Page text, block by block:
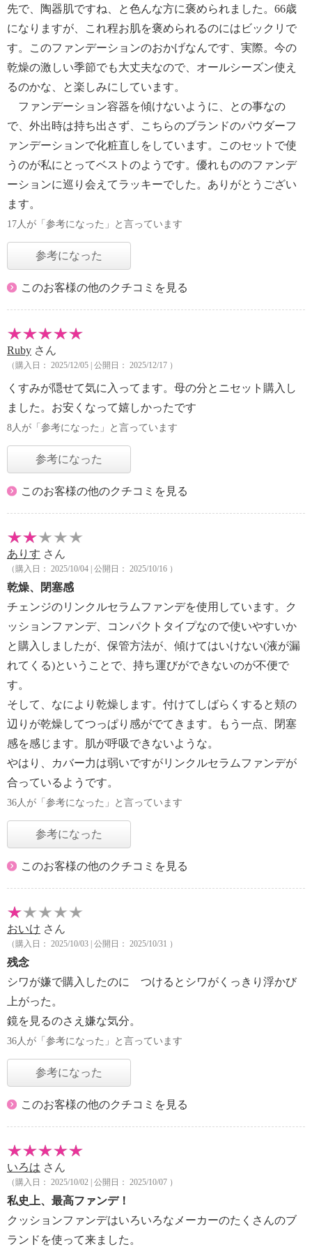
先で、陶器肌ですね、と色んな方に褒められました。66歳
になりますが、これ程お肌を褒められるのにはビックリで
す。このファンデーションのおかげなんです、実際。今の
乾燥の激しい季節でも大丈夫なので、オールシーズン使え
るのかな、と楽しみにしています。
ファンデーション容器を傾けないように、との事なの
で、外出時は持ち出さず、こちらのブランドのパウダーフ
ァンデーションで化粧直しをしています。このセットで使
うのが私にとってベストのようです。優れもののファンデ
ーションに巡り会えてラッキーでした。ありがとうござい
ます。
17人が「参考になった」と言っています
参考になった
このお客様の他のクチコミを見る
Ruby さん
（購入日： 2025/12/05 | 公開日： 2025/12/17 ）
くすみが隠せて気に入ってます。母の分とニセット購入し
ました。お安くなって嬉しかったです
8人が「参考になった」と言っています
参考になった
このお客様の他のクチコミを見る
ありす さん
（購入日： 2025/10/04 | 公開日： 2025/10/16 ）
乾燥、閉塞感
チェンジのリンクルセラムファンデを使用しています。ク
ッションファンデ、コンパクトタイプなので使いやすいか
と購入しましたが、保管方法が、傾けてはいけない(液が漏
れてくる)ということで、持ち運びができないのが不便で
す。
そして、なにより乾燥します。付けてしばらくすると頬の
辺りが乾燥してつっぱり感がでてきます。もう一点、閉塞
感を感じます。肌が呼吸できないような。
やはり、カバー力は弱いですがリンクルセラムファンデが
合っているようです。
36人が「参考になった」と言っています
参考になった
このお客様の他のクチコミを見る
おいけ さん
（購入日： 2025/10/03 | 公開日： 2025/10/31 ）
残念
シワが嫌で購入したのに つけるとシワがくっきり浮かび
上がった。
鏡を見るのさえ嫌な気分。
36人が「参考になった」と言っています
参考になった
このお客様の他のクチコミを見る
いろは さん
（購入日： 2025/10/02 | 公開日： 2025/10/07 ）
私史上、最高ファンデ！
クッションファンデはいろいろなメーカーのたくさんのブ
ランドを使って来ました。